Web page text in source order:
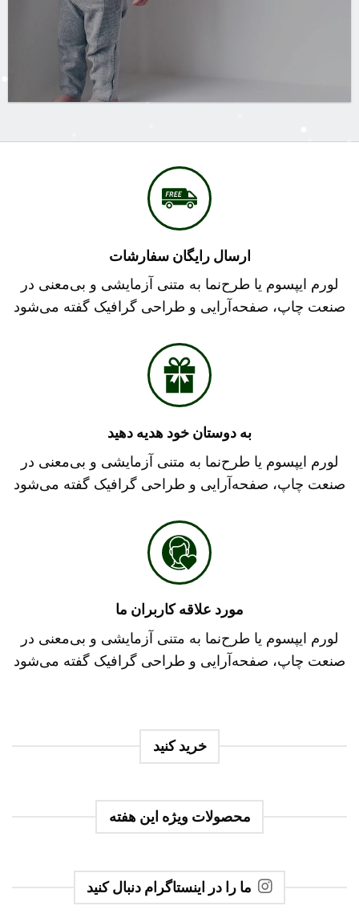
ارسال رایگان سفارشات
لورم ایپسوم یا طرح‌نما به متنی آزمایشی و بی‌معنی در
صنعت چاپ، صفحه‌آرایی و طراحی گرافیک گفته می‌شود
به دوستان خود هدیه دهید
لورم ایپسوم یا طرح‌نما به متنی آزمایشی و بی‌معنی در
صنعت چاپ، صفحه‌آرایی و طراحی گرافیک گفته می‌شود
مورد علاقه کاربران ما
لورم ایپسوم یا طرح‌نما به متنی آزمایشی و بی‌معنی در
صنعت چاپ، صفحه‌آرایی و طراحی گرافیک گفته می‌شود
خرید کنید
محصولات ویژه این هفته
ما را در اینستاگرام دنبال کنید